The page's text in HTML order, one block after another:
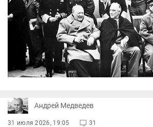
Андрей Медведев
31 июля 2026, 19:05 31